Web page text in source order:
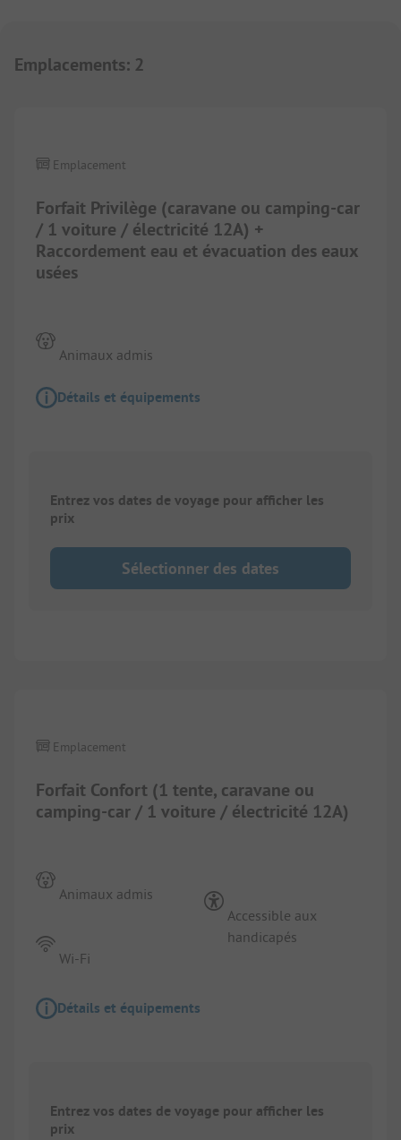
Emplacements: 2
Forfait Privilège (caravane ou camping-car
/ 1 voiture / électricité 12A) +
Raccordement eau et évacuation des eaux
usées
Emplacement
Animaux admis
Détails et équipements
Entrez vos dates de voyage pour afficher les
prix
Sélectionner des dates
Forfait Confort (1 tente, caravane ou
camping-car / 1 voiture / électricité 12A)
Emplacement
Animaux admis
Wi-Fi
Accessible aux
handicapés
Détails et équipements
Entrez vos dates de voyage pour afficher les
prix